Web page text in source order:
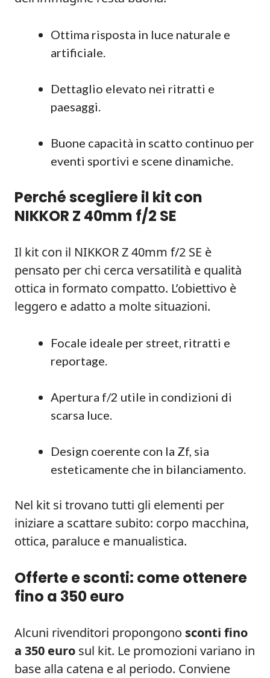
Ottima risposta in luce naturale e
artificiale.
Dettaglio elevato nei ritratti e
paesaggi.
Buone capacità in scatto continuo per
eventi sportivi e scene dinamiche.
Perché scegliere il kit con
NIKKOR Z 40mm f/2 SE
Il kit con il NIKKOR Z 40mm f/2 SE è
pensato per chi cerca versatilità e qualità
ottica in formato compatto. L’obiettivo è
leggero e adatto a molte situazioni.
Focale ideale per street, ritratti e
reportage.
Apertura f/2 utile in condizioni di
scarsa luce.
Design coerente con la Zf, sia
esteticamente che in bilanciamento.
Nel kit si trovano tutti gli elementi per
iniziare a scattare subito: corpo macchina,
ottica, paraluce e manualistica.
Offerte e sconti: come ottenere
fino a 350 euro
Alcuni rivenditori propongono sconti fino
a 350 euro sul kit. Le promozioni variano in
base alla catena e al periodo. Conviene